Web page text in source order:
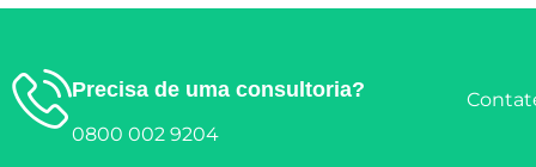
Precisa de uma consultoria?
0800 002 9204